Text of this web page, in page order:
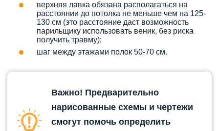
верхняя лавка обязана располагаться на
расстоянии до потолка не меньше чем на 125-
130 см (это расстояние даст возможность
парильщику использовать веник, без риска
получить травму);
шаг между этажами полок 50-70 см.
Важно! Предварительно
нарисованные схемы и чертежи
смогут помочь определить